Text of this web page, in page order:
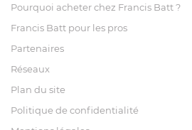
Pourquoi acheter chez Francis Batt ?
Francis Batt pour les pros
Partenaires
Réseaux
Plan du site
Politique de confidentialité